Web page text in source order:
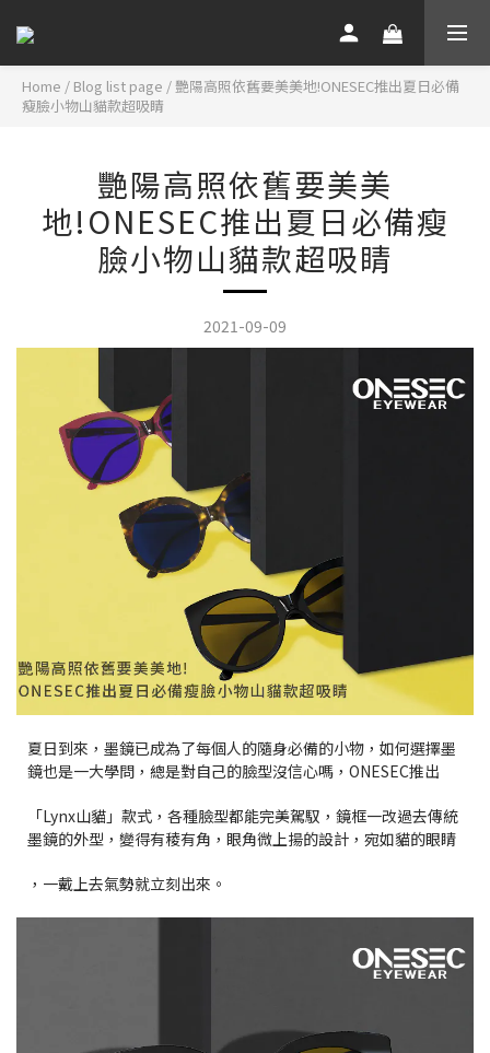
Home / Blog list page /艷陽高照依舊要美美地!ONESEC推出夏日必備
瘦臉小物山貓款超吸睛
艷陽高照依舊要美美
地!ONESEC推出夏日必備瘦
臉小物山貓款超吸睛
2021-09-09
夏日到來，墨鏡已成為了每個人的隨身必備的小物，如何選擇墨
鏡也是一大學問，總是對自己的臉型沒信心嗎，ONESEC推出
「Lynx山貓」款式，各種臉型都能完美駕馭，鏡框一改過去傳統
墨鏡的外型，變得有稜有角，眼角微上揚的設計，宛如貓的眼睛
，一戴上去氣勢就立刻出來。